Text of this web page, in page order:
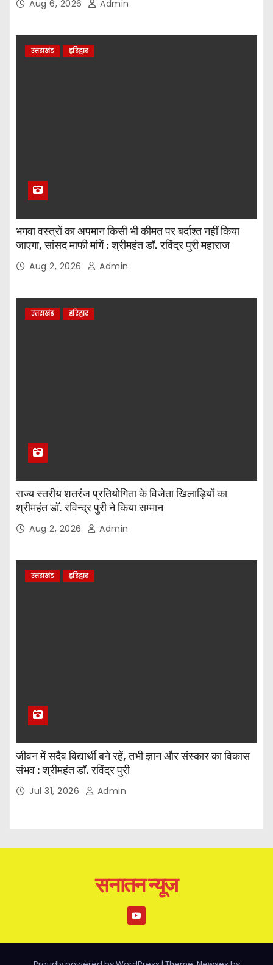
Aug 6, 2026 Admin
उत्तराखंड हरिद्वार
भगवा वस्त्रों का अपमान किसी भी कीमत पर बर्दाश्त नहीं किया
जाएगा, सांसद माफी मांगें : श्रीमहंत डॉ. रविंद्र पुरी महाराज
Aug 2, 2026 Admin
उत्तराखंड हरिद्वार
राज्य स्तरीय शतरंज प्रतियोगिता के विजेता खिलाड़ियों का
श्रीमहंत डॉ. रविन्द्र पुरी ने किया सम्मान
Aug 2, 2026 Admin
उत्तराखंड हरिद्वार
जीवन में सदैव विद्यार्थी बने रहें, तभी ज्ञान और संस्कार का विकास
संभव : श्रीमहंत डॉ. रविंद्र पुरी
Jul 31, 2026 Admin
सनातन न्यूज